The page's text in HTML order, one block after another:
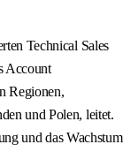
Technical Sales
Account
Regionen,
und Polen, leitet.
und das Wachstum